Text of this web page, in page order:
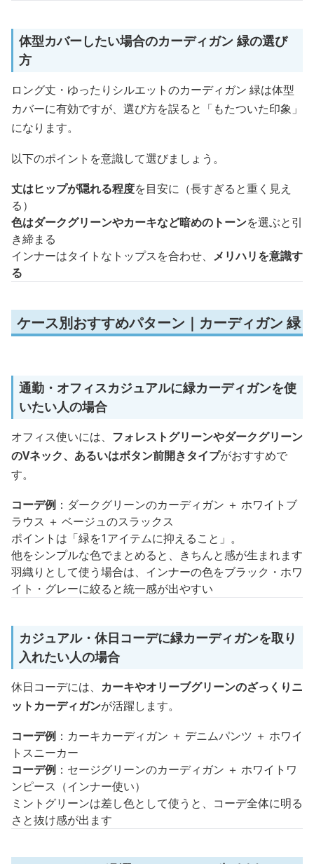
体型カバーしたい場合のカーディガン 緑の選び
方
ロング丈・ゆったりシルエットのカーディガン 緑は体型
カバーに有効ですが、選び方を誤ると「もたついた印象」
になります。
以下のポイントを意識して選びましょう。
丈はヒップが隠れる程度を目安に（長すぎると重く見え
る）
色はダークグリーンやカーキなど暗めのトーンを選ぶと引
き締まる
インナーはタイトなトップスを合わせ、 メリハリを意識す
る
ケース別おすすめパターン｜カーディガン 緑
通勤・オフィスカジュアルに緑カーディガンを使
いたい人の場合
オフィス使いには、 フォレストグリーンやダークグリーン
のVネック、あるいはボタン前開きタイプがおすすめで
す。
コーデ例 ：ダークグリーンのカーディガン ＋ ホワイトブ
ラウス ＋ ベージュのスラックス
ポイントは「緑を1アイテムに抑えること」。
他をシンプルな色でまとめると、きちんと感が生まれます
羽織りとして使う場合は、インナーの色をブラック・ホワ
イト・グレーに絞ると統一感が出やすい
カジュアル・休日コーデに緑カーディガンを取り
入れたい人の場合
休日コーデには、 カーキやオリーブグリーンのざっくりニ
ットカーディガンが活躍します。
コーデ例 ：カーキカーディガン ＋ デニムパンツ ＋ ホワイ
トスニーカー
コーデ例 ：セージグリーンのカーディガン ＋ ホワイトワ
ンピース（インナー使い）
ミントグリーンは差し色として使うと、コーデ全体に明る
さと抜け感が出ます